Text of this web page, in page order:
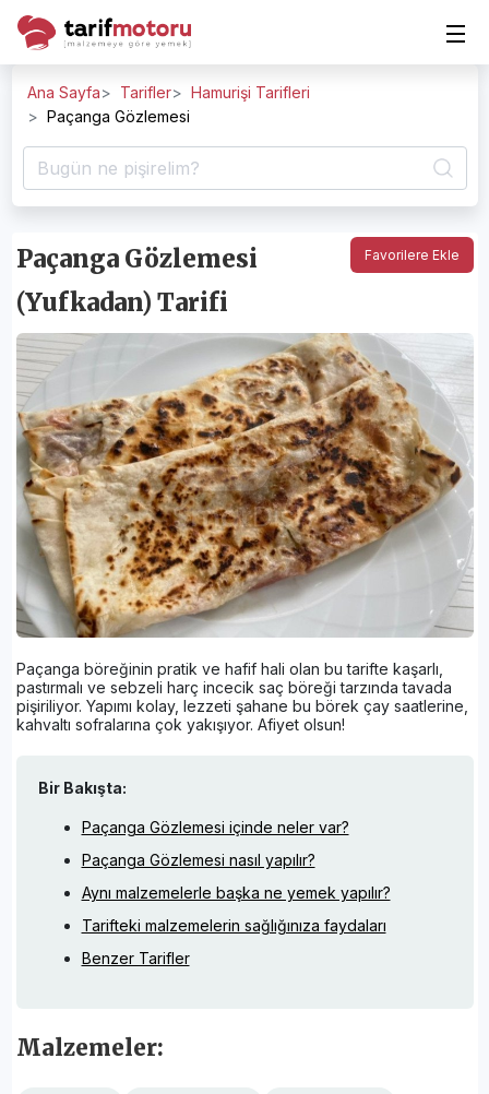
Ana Sayfa Tarifler
Hamurişi Tarifleri
Paçanga Gözlemesi
Favorilere Ekle
Paçanga Gözlemesi
(Yufkadan) Tarifi
Paçanga böreğinin pratik ve hafif hali olan bu tarifte kaşarlı,
pastırmalı ve sebzeli harç incecik saç böreği tarzında tavada
pişiriliyor. Yapımı kolay, lezzeti şahane bu börek çay saatlerine,
kahvaltı sofralarına çok yakışıyor. Afiyet olsun!
Bir Bakışta:
Paçanga Gözlemesi içinde neler var?
Paçanga Gözlemesi nasıl yapılır?
Aynı malzemelerle başka ne yemek yapılır?
Tarifteki malzemelerin sağlığınıza faydaları
Benzer Tarifler
Malzemeler: